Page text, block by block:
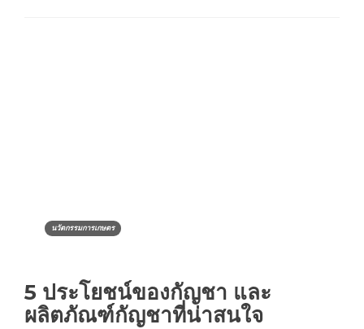
นวัตกรรมการเกษตร
5 ประโยชน์ของกัญชา และ
ผลิตภัณฑ์กัญชาที่น่าสนใจ